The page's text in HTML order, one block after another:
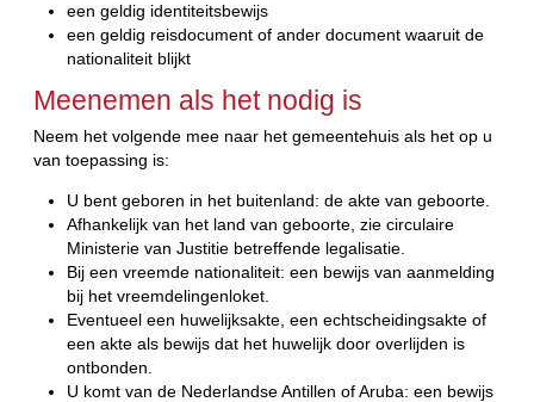
een geldig identiteitsbewijs
een geldig reisdocument of ander document waaruit de
nationaliteit blijkt
Meenemen als het nodig is
Neem het volgende mee naar het gemeentehuis als het op u
van toepassing is:
U bent geboren in het buitenland: de akte van geboorte.
Afhankelijk van het land van geboorte, zie circulaire
Ministerie van Justitie betreffende legalisatie.
Bij een vreemde nationaliteit: een bewijs van aanmelding
bij het vreemdelingenloket.
Eventueel een huwelijksakte, een echtscheidingsakte of
een akte als bewijs dat het huwelijk door overlijden is
ontbonden.
U komt van de Nederlandse Antillen of Aruba: een bewijs